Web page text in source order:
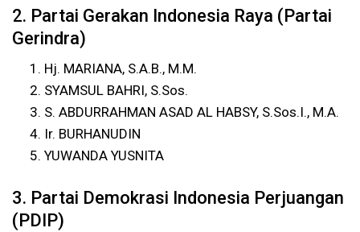
2. Partai Gerakan Indonesia Raya (Partai
Gerindra)
Hj. MARIANA, S.A.B., M.M.
SYAMSUL BAHRI, S.Sos.
S. ABDURRAHMAN ASAD AL HABSY, S.Sos.I., M.A.
Ir. BURHANUDIN
YUWANDA YUSNITA
3. Partai Demokrasi Indonesia Perjuangan
(PDIP)